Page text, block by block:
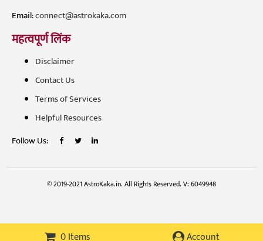
Email:connect@astrokaka.com
महत्वपूर्ण लिंक
Disclaimer
Contact Us
Terms of Services
Helpful Resources
Follow Us:
© 2019-2021 AstroKaka.in. All Rights Reserved. V: 6049948
0 Items Account